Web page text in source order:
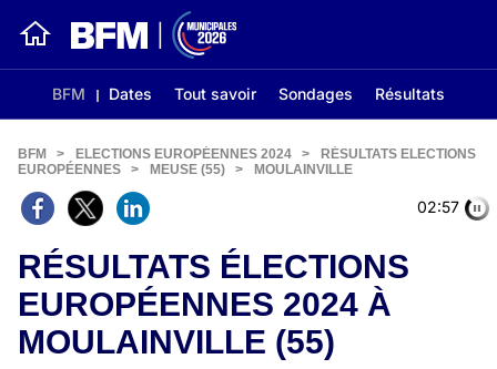
BFM Dates Tout savoir Sondages Résultats
02:56
BFM > ELECTIONS EUROPÉENNES 2024 >
RÉSULTATS ELECTIONS
EUROPÉENNES
> MEUSE (55) > MOULAINVILLE
RÉSULTATS ÉLECTIONS
EUROPÉENNES 2024 À
MOULAINVILLE (55)